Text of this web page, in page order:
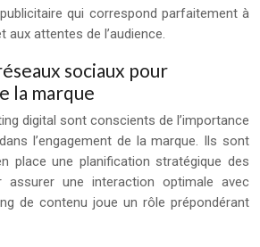
qui correspond parfaitement à
aux attentes de l’audience.
sociaux pour
la marque
digital sont conscients de l’importance
l’engagement de la marque. Ils sont
place une planification stratégique des
assurer une interaction optimale avec
de contenu joue un rôle prépondérant